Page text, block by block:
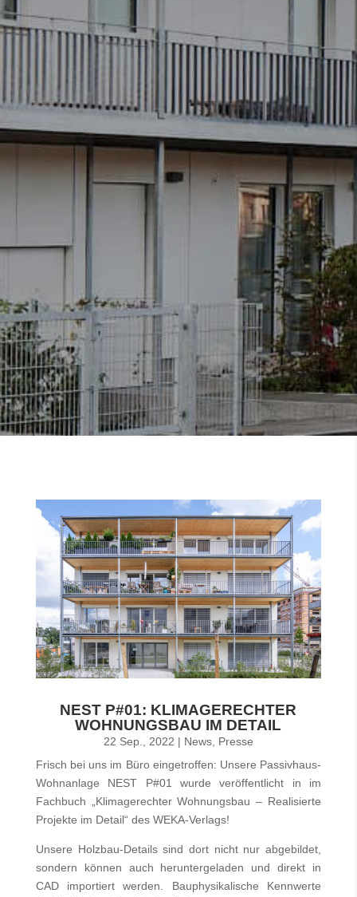
NEST P#01: KLIMAGERECHTER
WOHNUNGSBAU IM DETAIL
22 Sep., 2022 | News, Presse
Frisch bei uns im Büro eingetroffen: Unsere Passivhaus-
Wohnanlage NEST P#01 wurde veröffentlicht in im
Fachbuch „Klimagerechter Wohnungsbau – Realisierte
Projekte im Detail“ des WEKA-Verlags!
Unsere Holzbau-Details sind dort nicht nur abgebildet,
sondern können auch heruntergeladen und direkt in
CAD importiert werden. Bauphysikalische Kennwerte